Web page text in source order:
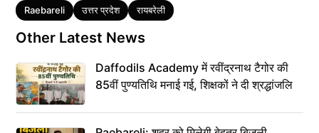
Tags
Raebareli उत्तर प्रदेश रायबरेली
Other Latest News
Daffodils Academy में रवींद्रनाथ टैगोर की
85वीं पुण्यतिथि मनाई गई, शिक्षकों ने दी श्रद्धांजलि